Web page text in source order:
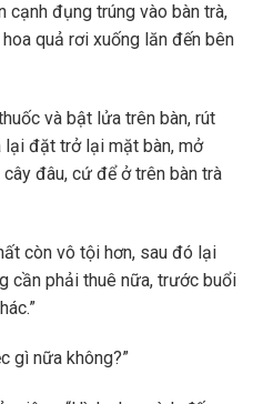
cạnh đụng trúng vào bàn trà,
quả rơi xuống lăn đến bên
và bật lửa trên bàn, rút
đặt trở lại mặt bàn, mở
đâu, cứ để ở trên bàn trà
còn vô tội hơn, sau đó lại
cần phải thuê nữa, trước buổi
gì nữa không?”